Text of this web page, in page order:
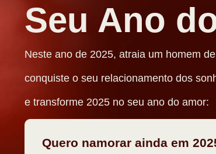
Seu Ano
Neste ano de 2025, atraia um homem
conquiste o seu relacionamento dos
e transforme 2025 no seu ano do amor:
Quero namorar ainda em